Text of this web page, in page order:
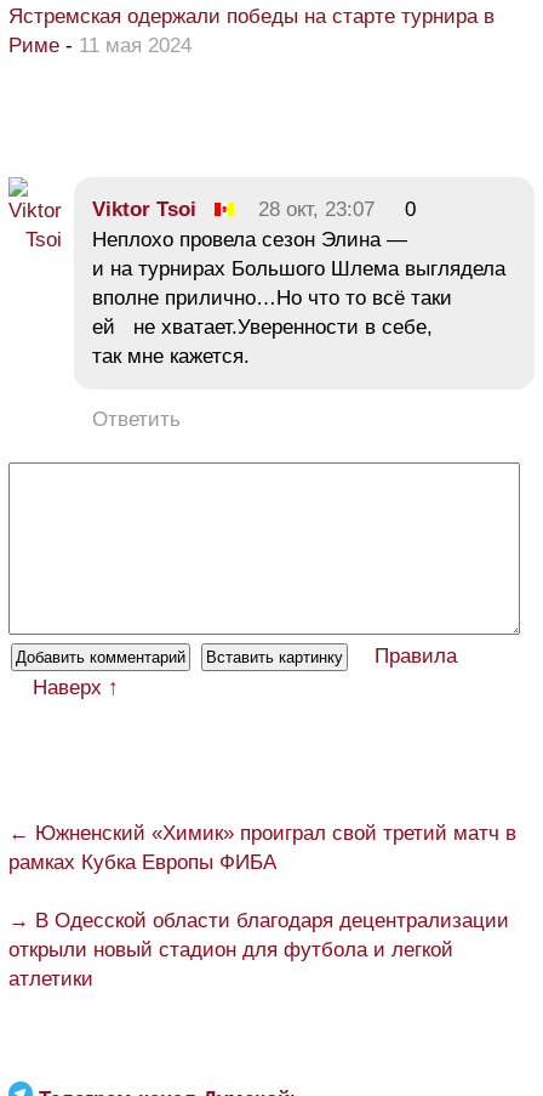
Ястремская одержали победы на старте турнира в
Риме - 11 мая 2024
Viktor Tsoi 28 окт, 23:07
0
Неплохо провела сезон Элина —
и на турнирах Большого Шлема выглядела
вполне прилично…Но что то всё таки
ей не хватает.Уверенности в себе,
так мне кажется.
Ответить
Правила
Наверх ↑
← Южненский «Химик» проиграл свой третий матч в
рамках Кубка Европы ФИБА
→ В Одесской области благодаря децентрализации
открыли новый стадион для футбола и легкой
атлетики